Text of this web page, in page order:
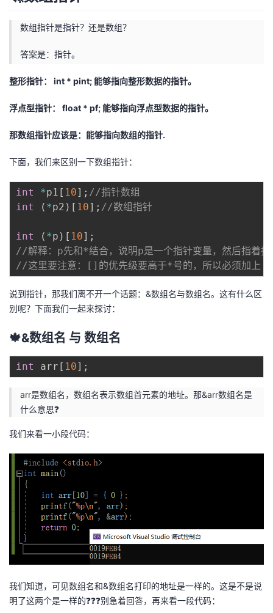
数组指针是指针？还是数组？
答案是：指针。
整形指针： int * pint; 能够指向整形数据的指针。
浮点型指针： float * pf; 能够指向浮点型数据的指针。
那数组指针应该是：能够指向数组的指针.
下面，我们来区别一下数组指针：
int *p1 [ 10] ; //指针数组
int
( *p2 ) [ 10] ; //数组指针
int ( *p ) [ 10] ;
//解释：p先和*结合，说明p是一个指针变量，然后指着
//这里要注意：[]的优先级要高于*号的，所以必须加上（
说到指针，那我们离不开一个话题：&数组名与数组名。这有什么区
别呢？下面我们一起来探讨：
🍁&数组名 与 数组名
int arr [ 10] ;
arr是数组名，数组名表示数组首元素的地址。那&arr数组名是
什么意思❓
我们来看一小段代码：
我们知道，可见数组名和&数组名打印的地址是一样的。这是不是说
明了这两个是一样的❓❓❓别急着回答，再来看一段代码：